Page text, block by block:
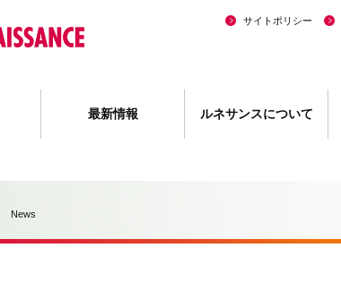
最新情報 ルネサンスについて
サイトポリシー
News